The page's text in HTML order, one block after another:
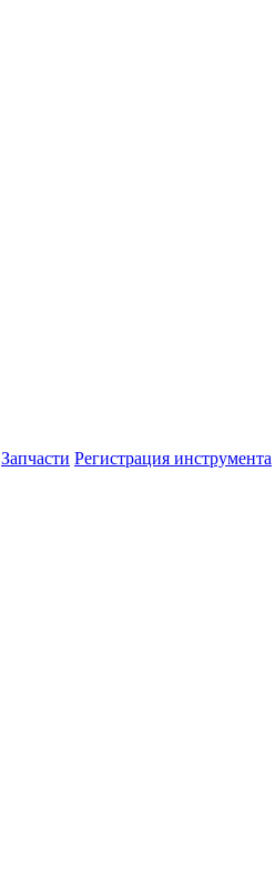
Запчасти Регистрация инструмента